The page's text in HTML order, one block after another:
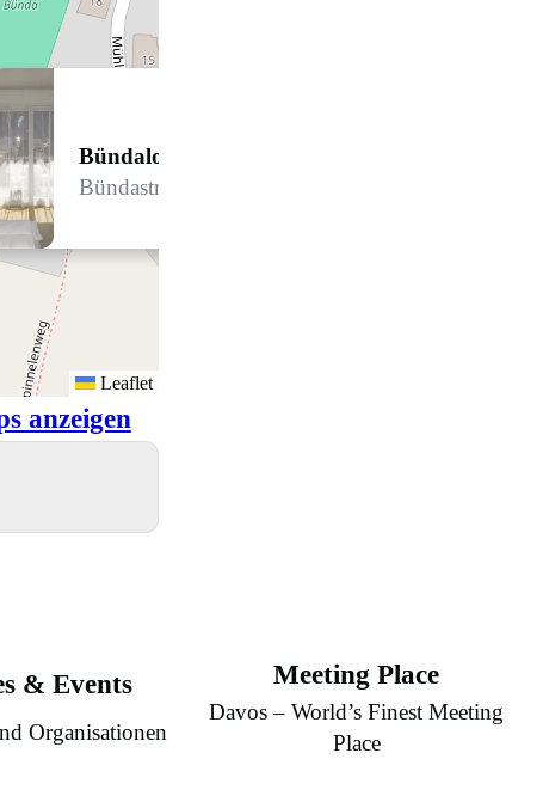
Bündalodge 1030
Bündastrasse 13, 7260 Davos Dorf
Leaflet
anzeigen
& Events
Organisationen
Meeting Place
Davos – World’s Finest Meeting
Place